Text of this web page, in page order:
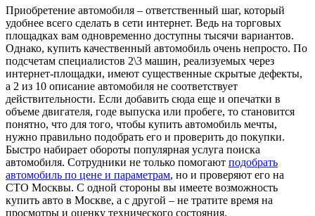
Приобретение автомобиля – ответственный шаг, который
удобнее всего сделать в сети интернет. Ведь на торговых
площадках вам одновременно доступны тысячи вариантов.
Однако, купить качественный автомобиль очень непросто. По
подсчетам специалистов 2\3 машин, реализуемых через
интернет-площадки, имеют существенные скрытые дефекты,
а 2 из 10 описание автомобиля не соответствует
действительности. Если добавить сюда еще и опечатки в
объеме двигателя, годе выпуска или пробеге, то становится
понятно, что для того, чтобы купить автомобиль мечты,
нужно правильно подобрать его и проверить до покупки.
Быстро набирает обороты популярная услуга поиска
автомобиля. Сотрудники не только помогают подобрать
автомобиль по цене и параметрам, но и проверяют его на
СТО Москвы. С одной стороны вы имеете возможность
купить авто в Москве, а с другой – не тратите время на
просмотры и оценку технического состояния.